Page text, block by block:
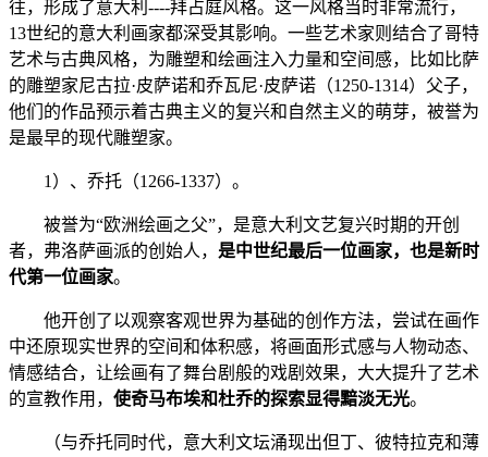
往，形成了意大利----拜占庭风格。这一风格当时非常流行，
13世纪的意大利画家都深受其影响。一些艺术家则结合了哥特
艺术与古典风格，为雕塑和绘画注入力量和空间感，比如比萨
的雕塑家尼古拉·皮萨诺和乔瓦尼·皮萨诺（1250-1314）父子，
他们的作品预示着古典主义的复兴和自然主义的萌芽，被誉为
是最早的现代雕塑家。
1）、乔托（1266-1337）。
被誉为“欧洲绘画之父”，是意大利文艺复兴时期的开创
者，弗洛萨画派的创始人， 是中世纪最后一位画家，也是新时
代第一位画家。
他开创了以观察客观世界为基础的创作方法，尝试在画作
中还原现实世界的空间和体积感，将画面形式感与人物动态、
情感结合，让绘画有了舞台剧般的戏剧效果，大大提升了艺术
的宣教作用， 使奇马布埃和杜乔的探索显得黯淡无光。
（与乔托同时代，意大利文坛涌现出但丁、彼特拉克和薄